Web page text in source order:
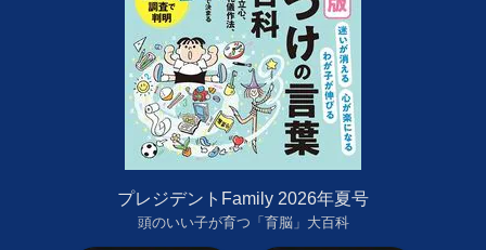
プレジデントFamily 2026年夏号
頭のいい子が育つ「育脳」大百科